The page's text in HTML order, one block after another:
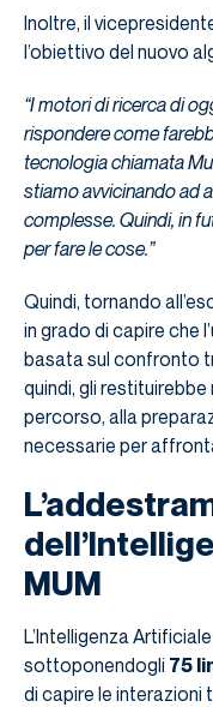
Inoltre, il
l’obiettivo del nuovo
“I motori di ricerca di
rispondere come
tecnologia chiamata
stiamo avvicinando ad
complesse. Quindi, in
per fare le cose.”
Quindi, tornando
in grado di capire che
basata sul confronto
quindi, gli restituirebbe
percorso, alla
necessarie per
MUM
L’Intelligenza
sottoponendogli 75
di capire le interazioni